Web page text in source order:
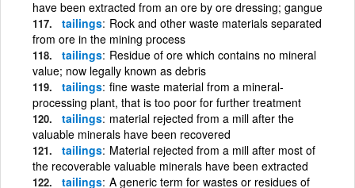
have been extracted from an ore by ore dressing; gangue
tailings Rock and other waste materials separated
from ore in the mining process
tailings Residue of ore which contains no mineral
value; now legally known as debris
tailings fine waste material from a mineral-
processing plant, that is too poor for further treatment
tailings material rejected from a mill after the
valuable minerals have been recovered
tailings Material rejected from a mill after most of
the recoverable valuable minerals have been extracted
tailings A generic term for wastes or residues of